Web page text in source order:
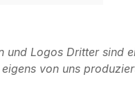
Logos Dritter
von uns